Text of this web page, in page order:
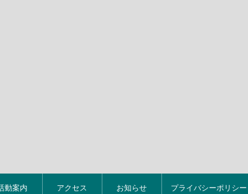
動案内 アクセス お知らせ プライバシーポリシー